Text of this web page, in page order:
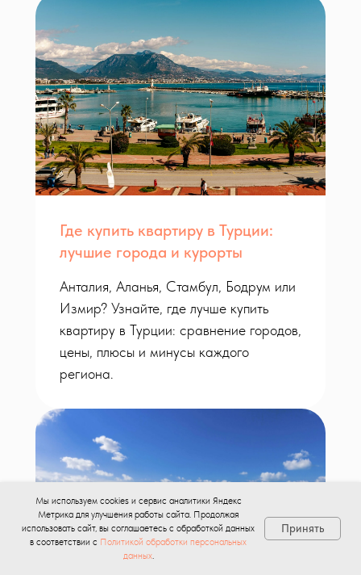
Где купить квартиру в Турции:
лучшие города и курорты
Анталия, Аланья, Стамбул, Бодрум или
Измир? Узнайте, где лучше купить
квартиру в Турции: сравнение городов,
цены, плюсы и минусы каждого
региона.
Мы используем cookies и сервис аналитики Яндекс
Метрика для улучшения работы сайта. Продолжая
использовать сайт, вы соглашаетесь с обработкой данных
в соответствии с Политикой обработки персональных
данных.
Принять